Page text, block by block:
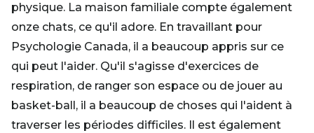
physique. La maison familiale compte également
onze chats, ce qu'il adore. En travaillant pour
Psychologie Canada, il a beaucoup appris sur ce
qui peut l'aider. Qu'il s'agisse d'exercices de
respiration, de ranger son espace ou de jouer au
basket-ball, il a beaucoup de choses qui l'aident à
traverser les périodes difficiles. Il est également